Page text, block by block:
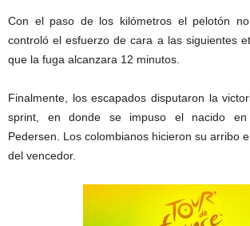
Con el paso de los kilómetros el pelotón
controló el esfuerzo de cara a las siguientes
que la fuga alcanzara 12 minutos.
Finalmente, los escapados disputaron la
sprint, en donde se impuso el nacido en
Pedersen. Los colombianos hicieron su arribo
del vencedor.